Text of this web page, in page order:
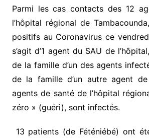
Parmi les cas contacts des 12
l’hôpital régional de
positifs au Coronavirus ce
s’agit d’1 agent du SAU de
de la famille d’un des agents
de la famille d’un autre agent
agents de santé de l’hôpital
zéro » (guéri), sont infectés.
13 patients (de Féténiébé) ont